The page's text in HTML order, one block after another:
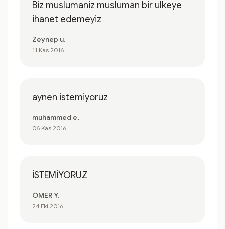
Biz muslumaniz musluman bir ulkeye
ihanet edemeyiz
Zeynep u.
11 Kas 2016
aynen istemiyoruz
muhammed e.
06 Kas 2016
İSTEMİYORUZ
ÖMER Y.
24 Eki 2016